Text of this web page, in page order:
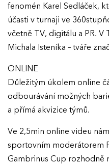
fenomén Karel Sedláček,
účasti v turnaji ve
včetně TV, digitálu a PR.
Michala Isteníka – tváře
ONLINE
Důležitým úkolem online
odbourávání možných
a přímá akvizice týmů.
Ve 2,5min online videu
sportovním moderátorem
Gambrinus Cup rozhodně